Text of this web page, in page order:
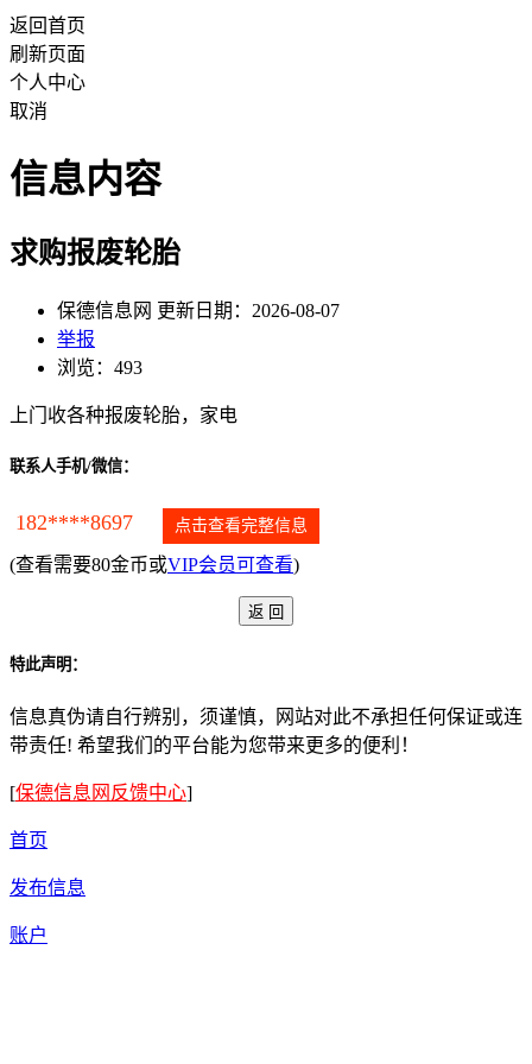
返回首页
刷新页面
个人中心
取消
信息内容
求购报废轮胎
保德信息网 更新日期：2026-08-07
举报
浏览：493
上门收各种报废轮胎，家电
联系人手机/微信：
182****8697 点击查看完整信息
(查看需要80金币或VIP会员可查看)
特此声明：
信息真伪请自行辨别，须谨慎，网站对此不承担任何保证或连
带责任! 希望我们的平台能为您带来更多的便利！
[保德信息网反馈中心]
首页
发布信息
账户